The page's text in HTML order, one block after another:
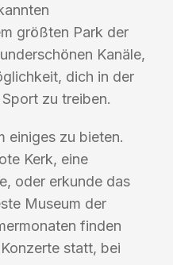
größten Park der
Kanäle,
dich in der
zu treiben.
einiges zu bieten.
Kerk, eine
oder erkunde das
Museum der
finden
statt, bei